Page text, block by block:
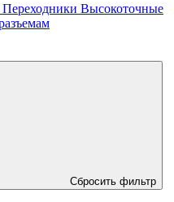
Переходники Высокоточные
Сбросить фильтр